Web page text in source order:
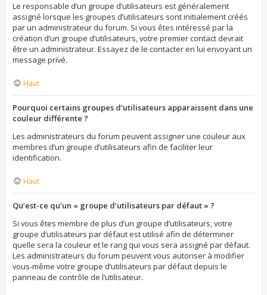
Le responsable d’un groupe d’utilisateurs est généralement
assigné lorsque les groupes d’utilisateurs sont initialement créés
par un administrateur du forum. Si vous êtes intéressé par la
création d’un groupe d’utilisateurs, votre premier contact devrait
être un administrateur. Essayez de le contacter en lui envoyant un
message privé.
Haut
Pourquoi certains groupes d’utilisateurs apparaissent dans une
couleur différente ?
Les administrateurs du forum peuvent assigner une couleur aux
membres d’un groupe d’utilisateurs afin de faciliter leur
identification.
Haut
Qu’est-ce qu’un « groupe d’utilisateurs par défaut » ?
Si vous êtes membre de plus d’un groupe d’utilisateurs, votre
groupe d’utilisateurs par défaut est utilisé afin de déterminer
quelle sera la couleur et le rang qui vous sera assigné par défaut.
Les administrateurs du forum peuvent vous autoriser à modifier
vous-même votre groupe d’utilisateurs par défaut depuis le
panneau de contrôle de l’utilisateur.